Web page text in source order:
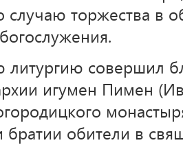
случаю торжества в
литургию совершил
игумен Пимен
братии обители в